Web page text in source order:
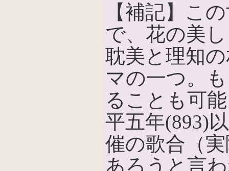
【補記】こ
で、花の美
耽美と理知
マの一つ。
ることも可
平五年(893)
催の歌合（
あろうと言